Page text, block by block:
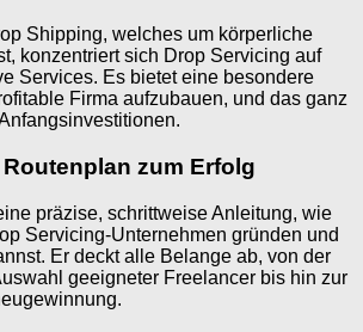
Shipping, welches um körperliche
konzentriert sich Drop Servicing auf
Services. Es bietet eine besondere
Firma aufzubauen, und das ganz
zum Erfolg
präzise, schrittweise Anleitung, wie
Servicing-Unternehmen gründen und
Er deckt alle Belange ab, von der
geeigneter Freelancer bis hin zur